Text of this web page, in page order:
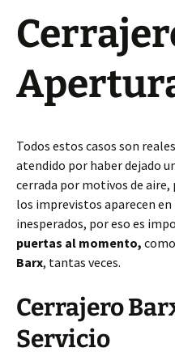
Todos estos casos son
atendido por haber dejado
cerrada por motivos de aire,
los imprevistos aparecen
inesperados, por eso es
puertas al momento,
Barx, tantas veces.
Cerrajero
Servicio